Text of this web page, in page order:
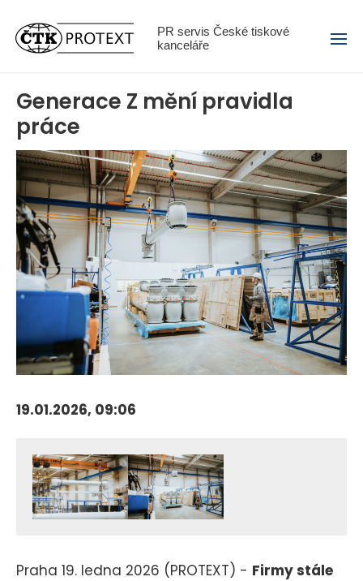
PR servis České tiskové
kanceláře
Menu
Generace Z mění pravidla
práce
19.01.2026, 09:06
Praha 19. ledna 2026 (PROTEXT) - Firmy stále